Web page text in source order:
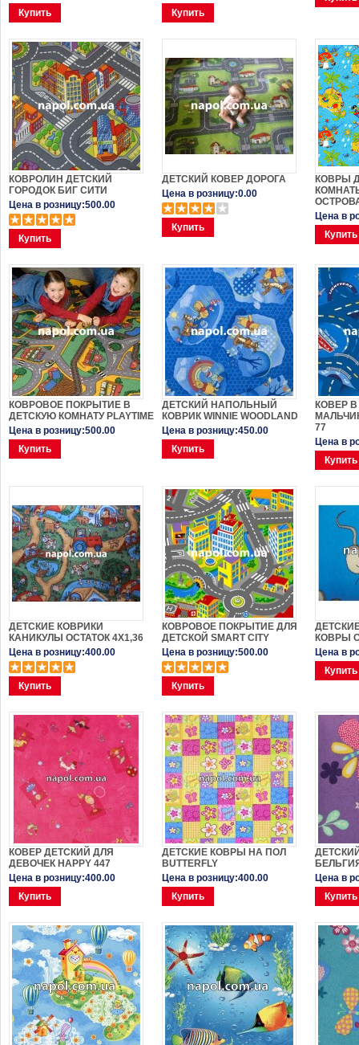
Купить Купить
КОВРОЛИН ДЕТСКИЙ
ГОРОДОК БИГ СИТИ
Цена в розницу:500.00
Купить
ДЕТСКИЙ КОВЕР ДОРОГА
Цена в розницу:0.00
Купить
КОВРЫ
Цена в
Купить
КОВРОВОЕ ПОКРЫТИЕ В
ДЕТСКУЮ КОМНАТУ PLAYTIME
Цена в розницу:500.00
Купить
ДЕТСКИЙ НАПОЛЬНЫЙ
КОВРИК WINNIE WOODLAND
Цена в розницу:450.00
Купить
КОВЕР
77
Цена в
Купить
ДЕТСКИЕ КОВРИКИ
КАНИКУЛЫ ОСТАТОК 4Х1,36
Цена в розницу:400.00
Купить
КОВРОВОЕ ПОКРЫТИЕ ДЛЯ
ДЕТСКОЙ SMART CITY
Цена в розницу:500.00
Купить
КОВРЫ
Цена в
Купить
КОВЕР ДЕТСКИЙ ДЛЯ
ДЕВОЧЕК HAPPY 447
Цена в розницу:400.00
Купить
ДЕТСКИЕ КОВРЫ НА ПОЛ
BUTTERFLY
Цена в розницу:400.00
Купить
Цена в
Купить